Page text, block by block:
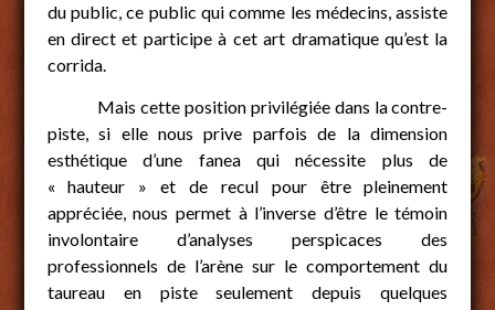
du public, ce public qui comme les médecins, assiste
en direct et participe à cet art dramatique qu’est la
corrida.
Mais cette position privilégiée dans la contre-
piste, si elle nous prive parfois de la dimension
esthétique d’une fanea qui nécessite plus de
« hauteur » et de recul pour être pleinement
appréciée, nous permet à l’inverse d’être le témoin
involontaire d’analyses perspicaces des
professionnels de l’arène sur le comportement du
taureau en piste seulement depuis quelques